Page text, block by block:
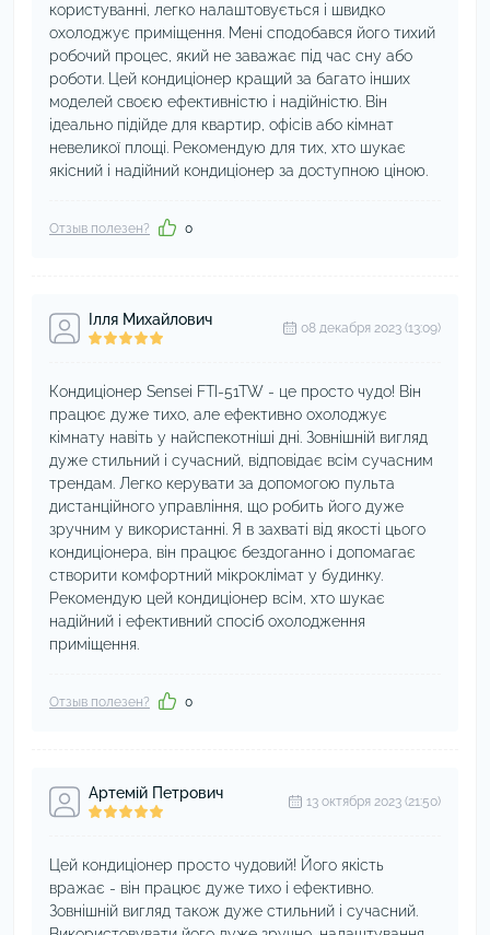
користуванні, легко налаштовується і швидко
охолоджує приміщення. Мені сподобався його тихий
робочий процес, який не заважає під час сну або
роботи. Цей кондиціонер кращий за багато інших
моделей своєю ефективністю і надійністю. Він
ідеально підійде для квартир, офісів або кімнат
невеликої площі. Рекомендую для тих, хто шукає
якісний і надійний кондиціонер за доступною ціною.
Отзыв полезен? 0
Ілля Михайлович 08 декабря 2023 (13:09)
Кондиціонер Sensei FTI-51TW - це просто чудо! Він
працює дуже тихо, але ефективно охолоджує
кімнату навіть у найспекотніші дні. Зовнішній вигляд
дуже стильний і сучасний, відповідає всім сучасним
трендам. Легко керувати за допомогою пульта
дистанційного управління, що робить його дуже
зручним у використанні. Я в захваті від якості цього
кондиціонера, він працює бездоганно і допомагає
створити комфортний мікроклімат у будинку.
Рекомендую цей кондиціонер всім, хто шукає
надійний і ефективний спосіб охолодження
приміщення.
Отзыв полезен? 0
Артемій Петрович 13 октября 2023 (21:50)
Цей кондиціонер просто чудовий! Його якість
вражає - він працює дуже тихо і ефективно.
Зовнішній вигляд також дуже стильний і сучасний.